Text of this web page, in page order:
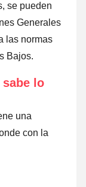
se pueden
Generales
las normas
Bajos.
lo
una
con la